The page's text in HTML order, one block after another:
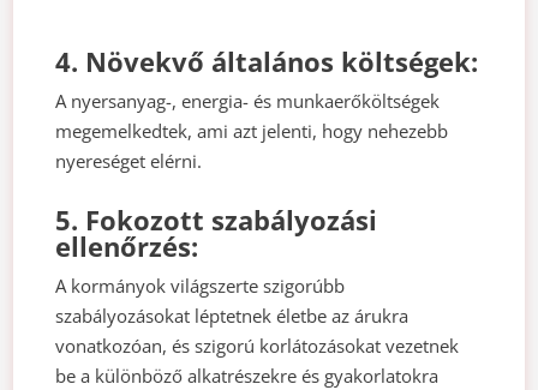
4. Növekvő általános költségek:
A nyersanyag-, energia- és munkaerőköltségek
megemelkedtek, ami azt jelenti, hogy nehezebb
nyereséget elérni.
5. Fokozott szabályozási
ellenőrzés:
A kormányok világszerte szigorúbb
szabályozásokat léptetnek életbe az árukra
vonatkozóan, és szigorú korlátozásokat vezetnek
be a különböző alkatrészekre és gyakorlatokra